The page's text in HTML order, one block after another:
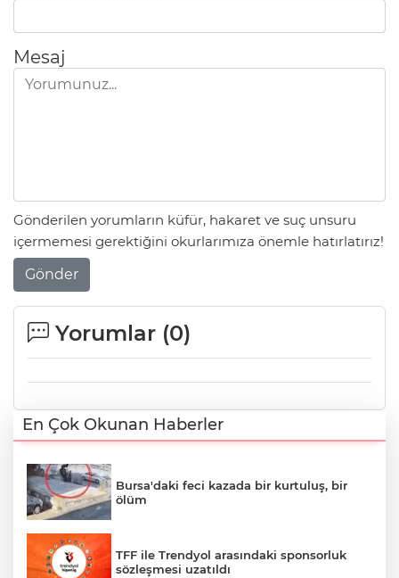
Mesaj
Gönderilen yorumların küfür, hakaret ve suç unsuru
içermemesi gerektiğini okurlarımıza önemle hatırlatırız!
Gönder
Yorumlar (0)
En Çok Okunan Haberler
Bursa'daki feci kazada bir kurtuluş, bir
ölüm
TFF ile Trendyol arasındaki sponsorluk
sözleşmesi uzatıldı